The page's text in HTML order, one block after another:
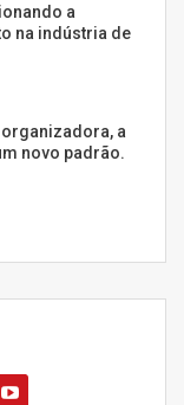
a
na indústria de
organizadora, a
novo padrão.